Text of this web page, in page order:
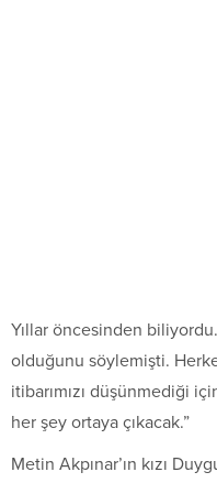
Yıllar öncesinden
olduğunu söylemişti.
itibarımızı düşünmediği
her şey ortaya çıkacak.”
Metin Akpınar’ın kızı